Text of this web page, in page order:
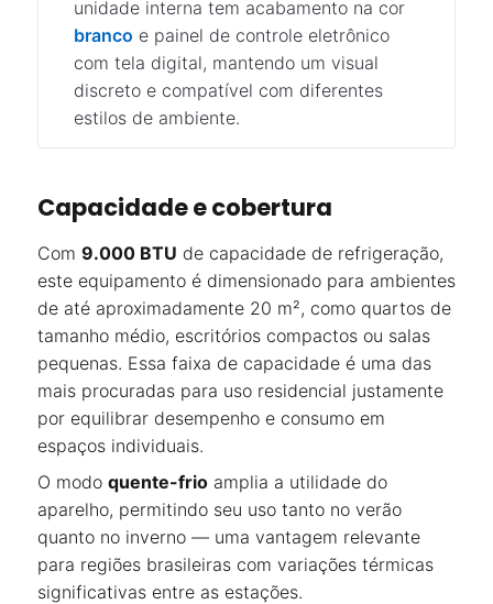
unidade interna tem acabamento na cor
branco e painel de controle eletrônico
com tela digital, mantendo um visual
discreto e compatível com diferentes
estilos de ambiente.
Capacidade e cobertura
Com 9.000 BTU de capacidade de refrigeração,
este equipamento é dimensionado para ambientes
de até aproximadamente 20 m², como quartos de
tamanho médio, escritórios compactos ou salas
pequenas. Essa faixa de capacidade é uma das
mais procuradas para uso residencial justamente
por equilibrar desempenho e consumo em
espaços individuais.
O modo quente-frio amplia a utilidade do
aparelho, permitindo seu uso tanto no verão
quanto no inverno — uma vantagem relevante
para regiões brasileiras com variações térmicas
significativas entre as estações.